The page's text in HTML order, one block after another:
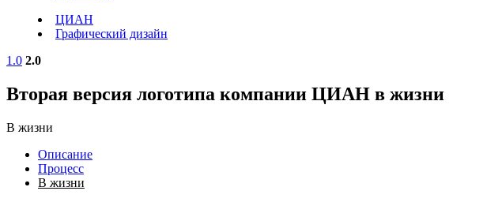
ЦИАН
Графический дизайн
1.0 2.0
Вторая версия логотипа компании ЦИАН в жизни
В жизни
Описание
Процесс
В жизни